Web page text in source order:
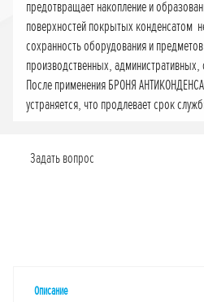
предотвращает накопление и
поверхностей покрытых конденсатом
сохранность оборудования и
производственных,
После применения БРОНЯ
устраняется, что продлевает срок
Задать вопрос
Описание